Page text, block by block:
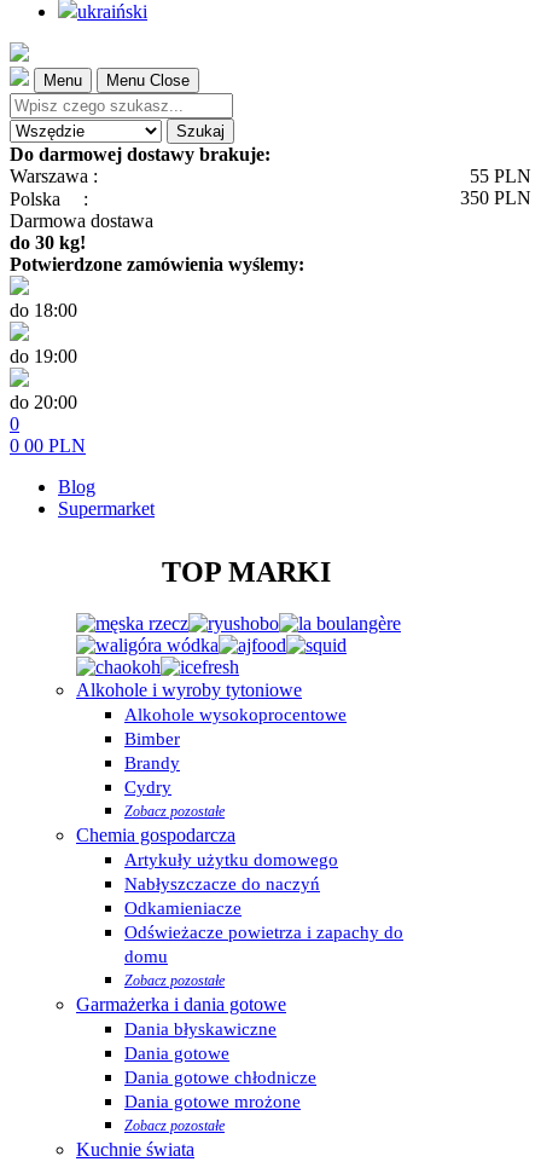
ukraiński
Menu Menu Close
Szukaj
Do darmowej dostawy brakuje:
Warszawa :
55 PLN
Polska
: 350 PLN
Darmowa dostawa
do 30 kg!
Potwierdzone zamówienia wyślemy:
do 18:00
do 19:00
do 20:00
0
0 00 PLN
Blog
Supermarket
TOP MARKI
Alkohole i wyroby tytoniowe
Alkohole wysokoprocentowe
Bimber
Brandy
Cydry
Zobacz pozostałe
Chemia gospodarcza
Artykuły użytku domowego
Nabłyszczacze do naczyń
Odkamieniacze
Odświeżacze powietrza i zapachy do
domu
Zobacz pozostałe
Garmażerka i dania gotowe
Dania błyskawiczne
Dania gotowe
Dania gotowe chłodnicze
Dania gotowe mrożone
Zobacz pozostałe
Kuchnie świata